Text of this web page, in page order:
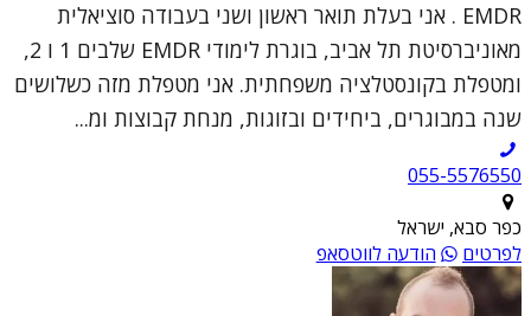
EMDR . אני בעלת תואר ראשון ושני בעבודה סוציאלית
מאוניברסיטת תל אביב, בוגרת לימודי EMDR שלבים 1 ו 2,
ומטפלת בקונסטלציה משפחתית. אני מטפלת מזה כשלושים
שנה במבוגרים, ביחידים ובזוגות, מנחת קבוצות ומ...
055-5576550
כפר סבא, ישראל
לפרטים
הודעה לווטסאפ